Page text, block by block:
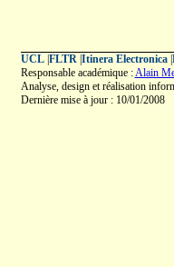
UCL| FLTR| Itinera Electronica|
Responsable académique :Alain
Analyse, design et réalisation
Dernière mise à jour : 10/01/2008